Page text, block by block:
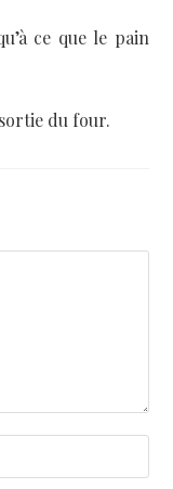
ce que le pain
du four.